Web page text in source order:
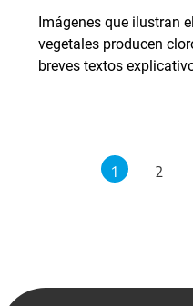
Imágenes que ilustran
vegetales producen
breves textos
1 2